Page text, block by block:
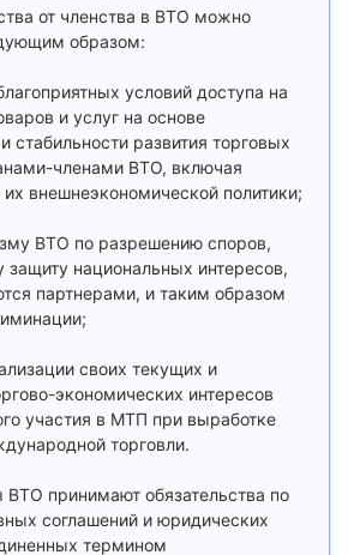
от членства в ВТО можно
образом:
условий доступа на
и услуг на основе
стабильности развития торговых
членами ВТО, включая
их внешнеэкономической политики;
ВТО по разрешению споров,
национальных интересов,
партнерами, и таким образом
своих текущих и
экономических интересов
участия в МТП при выработке
торговли.
принимают обязательства по
соглашений и юридических
термином